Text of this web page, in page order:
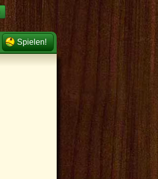
Spielen!